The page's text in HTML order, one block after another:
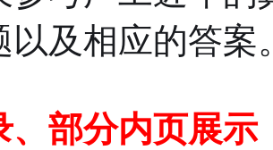
以及相应的答案
、部分内页展示